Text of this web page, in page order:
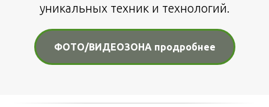
уникальных техник и технологий.
ФОТО/ВИДЕОЗОНА продробнее